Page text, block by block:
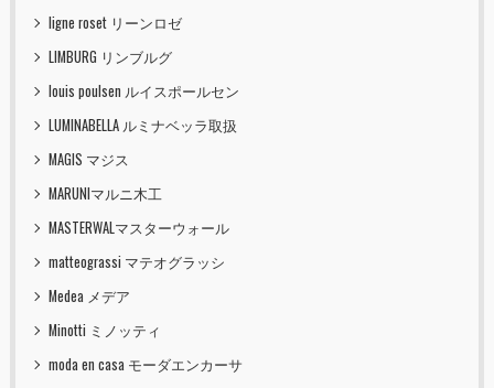
ligne roset リーンロゼ
LIMBURG リンブルグ
louis poulsen ルイスポールセン
LUMINABELLA ルミナベッラ取扱
MAGIS マジス
MARUNIマルニ木工
MASTERWALマスターウォール
matteograssi マテオグラッシ
Medea メデア
Minotti ミノッティ
moda en casa モーダエンカーサ